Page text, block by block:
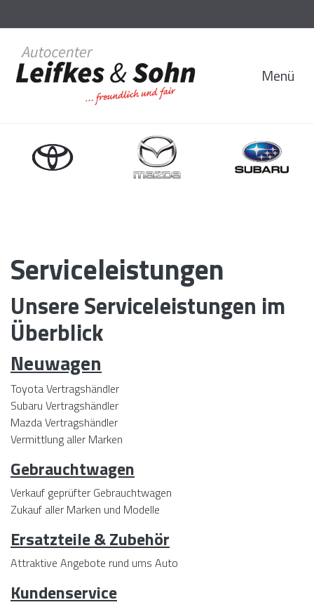
Menü
Serviceleistungen
Unsere Serviceleistungen im
Überblick
Neuwagen
Toyota Vertragshändler
Subaru Vertragshändler
Mazda Vertragshändler
Vermittlung aller Marken
Gebrauchtwagen
Verkauf geprüfter Gebrauchtwagen
Zukauf aller Marken und Modelle
Ersatzteile & Zubehör
Attraktive Angebote rund ums Auto
Kundenservice